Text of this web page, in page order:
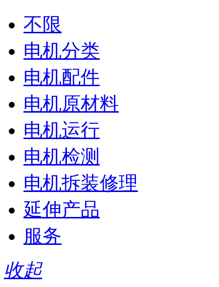
不限
电机分类
电机配件
电机原材料
电机运行
电机检测
电机拆装修理
延伸产品
服务
收起